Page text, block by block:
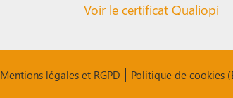
Voir le certificat Qualiopi
Mentions légales et RGPD Politique de cookies